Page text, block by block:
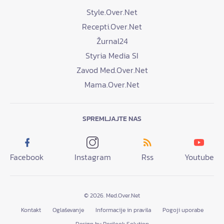
Style.Over.Net
Recepti.Over.Net
Žurnal24
Styria Media SI
Zavod Med.Over.Net
Mama.Over.Net
SPREMLJAJTE NAS
Facebook Instagram Rss Youtube
© 2026. Med.Over.Net
Kontakt
Oglaševanje Informacije in pravila
Pogoji uporabe